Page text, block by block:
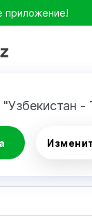
приложение!
-
0